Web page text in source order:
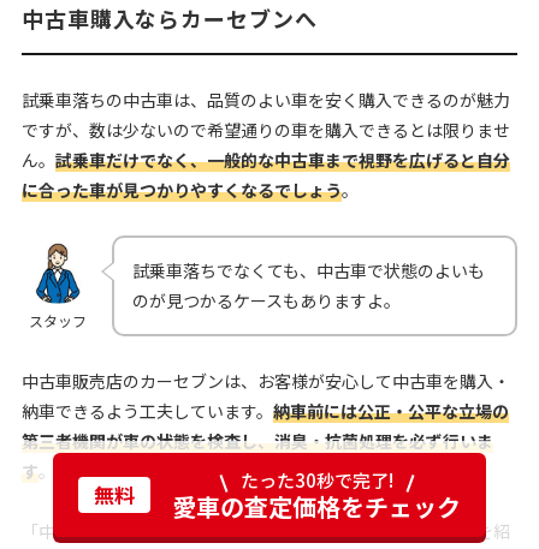
中古車購入ならカーセブンへ
試乗車落ちの中古車は、品質のよい車を安く購入できるのが魅力
ですが、数は少ないので希望通りの車を購入できるとは限りませ
ん。 試乗車だけでなく、一般的な中古車まで視野を広げると自分
に合った車が見つかりやすくなるでしょう。
スタッフ
試乗車落ちでなくても、中古車で状態のよいも
のが見つかるケースもありますよ。
中古車販売店のカーセブンは、お客様が安心して中古車を購入・
納車できるよう工夫しています。 納車前には公正・公平な立場の
第三者機関が車の状態を検査し、消臭・抗菌処理を必ず行いま
す。
「中古車の購入について不安がある」「自分に合った中古車を紹
無料 たった30秒で完了!
愛車の査定価格をチェック